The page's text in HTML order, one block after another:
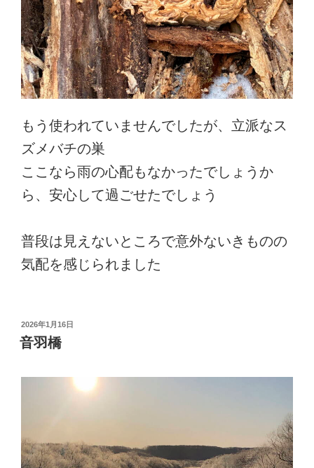
もう使われていませんでしたが、立派なス
ズメバチの巣
ここなら雨の心配もなかったでしょうか
ら、安心して過ごせたでしょう
普段は見えないところで意外ないきものの
気配を感じられました
投
稿
日:
2026年1月16日
音羽橋